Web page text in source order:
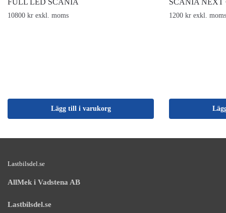
FULL LED SCANIA
10800 kr exkl. moms
Lägg till i varukorg
SCANIA NEXT
1200 kr exkl. moms
Lastbilsdel.se
AllMek i Vadstena AB
Lastbilsdel.se